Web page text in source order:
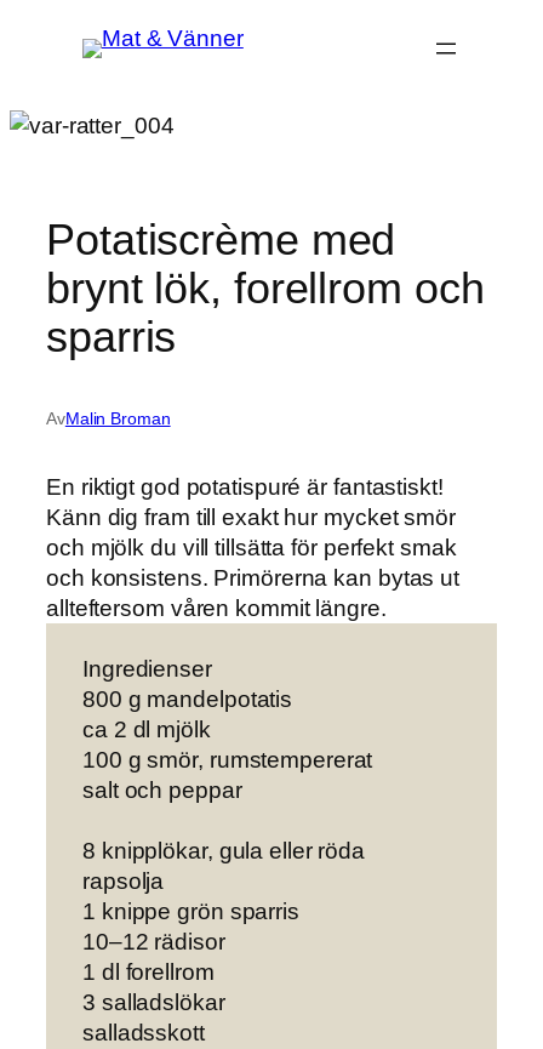
Potatiscrème med
brynt lök, forellrom och
sparris
AvMalin Broman
En riktigt god potatispuré är fantastiskt!
Känn dig fram till exakt hur mycket smör
och mjölk du vill tillsätta för perfekt smak
och konsistens. Primörerna kan bytas ut
allteftersom våren kommit längre.
Ingredienser
800 g mandelpotatis
ca 2 dl mjölk
100 g smör, rumstempererat
salt och peppar
8 knipplökar, gula eller röda
rapsolja
1 knippe grön sparris
10–12 rädisor
1 dl forellrom
3 salladslökar
salladsskott